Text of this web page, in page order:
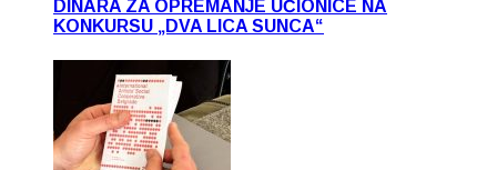
DINARA ZA OPREMANJE UČIONICE NA
KONKURSU „DVA LICA SUNCA“